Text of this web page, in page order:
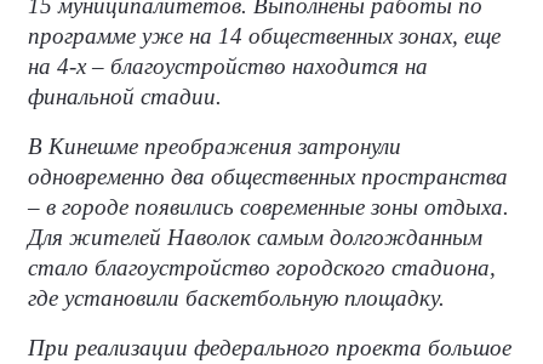
15 муниципалитетов. Выполнены работы по
программе уже на 14 общественных зонах, еще
на 4-х – благоустройство находится на
финальной стадии.
В Кинешме преображения затронули
одновременно два общественных пространства
– в городе появились современные зоны отдыха.
Для жителей Наволок самым долгожданным
стало благоустройство городского стадиона,
где установили баскетбольную площадку.
При реализации федерального проекта большое